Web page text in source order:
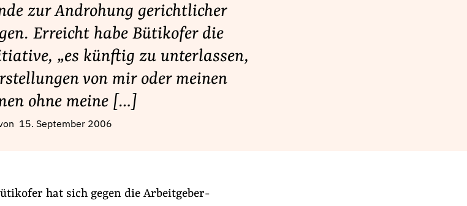
zur Androhung gerichtlicher
Erreicht habe Bütikofer die
„es künftig zu unterlassen,
von mir oder meinen
ohne meine […]
15. September 2006
hat sich gegen die Arbeitgeber-